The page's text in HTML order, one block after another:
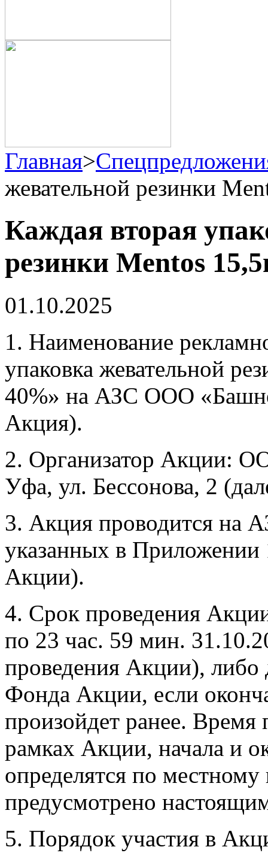
Главная>
жевательной резинки
Каждая вторая
резинки Mentos
01.10.2025
1. Наименование
упаковка жевательной
40%» на АЗС ООО
Акция).
2. Организатор Акции:
Уфа, ул. Бессонова, 2
3. Акция проводится на
указанных в
Акции).
4. Срок проведения
по 23 час. 59 мин.
проведения Акции), либо
Фонда Акции, если
произойдет ранее. Время
рамках Акции, начала и
определятся по
предусмотрено
5. Порядок участия в